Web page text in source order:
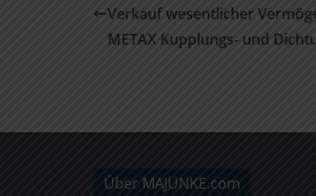
Verkauf wesentlicher
METAX Kupplungs- und
Über MAJUNKE.com